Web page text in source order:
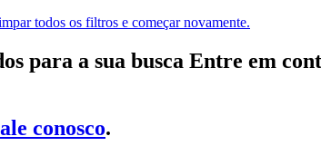
todos os filtros e começar novamente.
para a sua busca Entre em
conosco.